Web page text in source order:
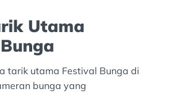
Utama
tarik utama Festival Bunga di
bunga yang